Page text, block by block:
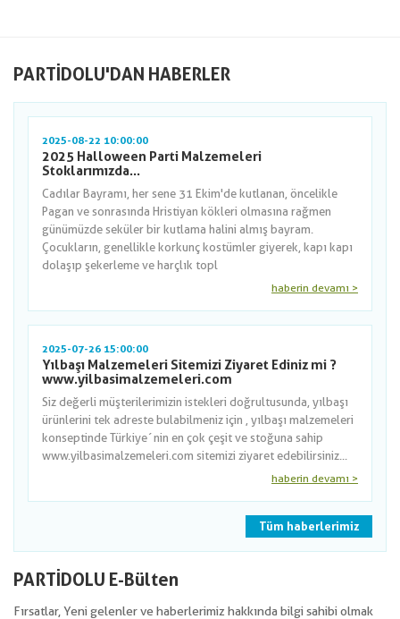
PARTIDOLU'DAN HABERLER
2025-08-22 10:00:00
2025 Halloween Parti Malzemeleri
Stoklarımızda...
Cadılar Bayramı, her sene 31 Ekim'de kutlanan, öncelikle
Pagan ve sonrasında Hristiyan kökleri olmasına rağmen
günümüzde seküler bir kutlama halini almış bayram.
Çocukların, genellikle korkunç kostümler giyerek, kapı kapı
dolaşıp şekerleme ve harçlık topl
haberin devamı >
2025-07-26 15:00:00
Yılbaşı Malzemeleri Sitemizi Ziyaret Ediniz mi ?
www.yilbasimalzemeleri.com
Siz değerli müşterilerimizin istekleri doğrultusunda, yılbaşı
ürünlerini tek adreste bulabilmeniz için , yılbaşı malzemeleri
konseptinde Türkiye´nin en çok çeşit ve stoğuna sahip
www.yilbasimalzemeleri.com sitemizi ziyaret edebilirsiniz...
haberin devamı >
Tüm haberlerimiz
PARTİDOLU E-Bülten
Fırsatlar, Yeni gelenler ve haberlerimiz hakkında bilgi sahibi olmak